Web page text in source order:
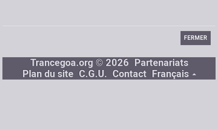
FERMER
Trancegoa.org © 2026 Partenariats
Plan du site C.G.U. Contact Français